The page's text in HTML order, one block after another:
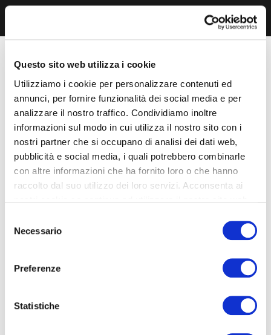
Questo sito web utilizza i cookie
Utilizziamo i cookie per personalizzare contenuti ed
annunci, per fornire funzionalità dei social media e per
analizzare il nostro traffico. Condividiamo inoltre
informazioni sul modo in cui utilizza il nostro sito con i
nostri partner che si occupano di analisi dei dati web,
pubblicità e social media, i quali potrebbero combinarle
con altre informazioni che ha fornito loro o che hanno
raccolto dal suo utilizzo dei loro servizi. Acconsenta ai
delNecessario
Preferenze
Statistiche